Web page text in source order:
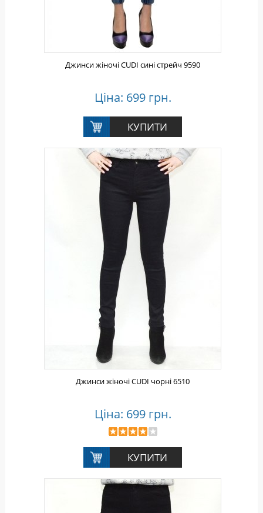
Джинси жіночі CUDI сині стрейч 9590
Ціна: 699 грн.
Джинси жіночі CUDI чорні 6510
Ціна: 699 грн.